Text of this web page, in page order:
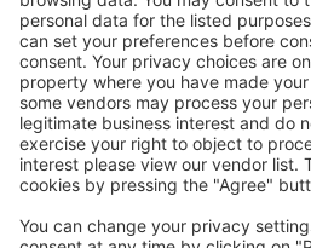
Mo i Rana Rassvoll (MQN)
Molde Aro (MOL)
Mosjoen Airport (MJF)
Oslo
Namsos Airport (OSY)